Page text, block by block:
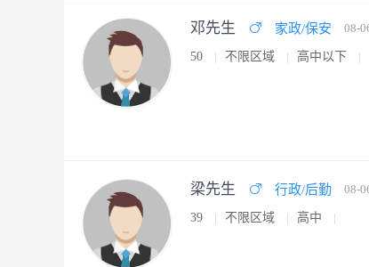
邓先生 家政/保安 08-
50 不限区域 高中以下
梁先生 行政/后勤 08-
39 不限区域 高中